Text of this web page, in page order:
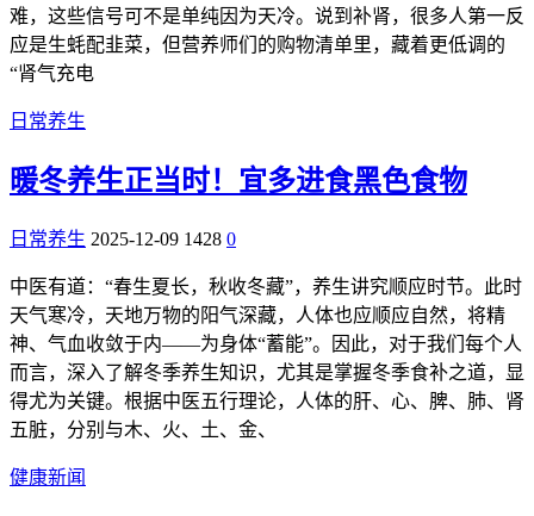
难，这些信号可不是单纯因为天冷。说到补肾，很多人第一反
应是生蚝配韭菜，但营养师们的购物清单里，藏着更低调的
“肾气充电
日常养生
暖冬养生正当时！宜多进食黑色食物
日常养生 2025-12-09 1428 0
中医有道：“春生夏长，秋收冬藏”，养生讲究顺应时节。此时
天气寒冷，天地万物的阳气深藏，人体也应顺应自然，将精
神、气血收敛于内——为身体“蓄能”。因此，对于我们每个人
而言，深入了解冬季养生知识，尤其是掌握冬季食补之道，显
得尤为关键。根据中医五行理论，人体的肝、心、脾、肺、肾
五脏，分别与木、火、土、金、
健康新闻